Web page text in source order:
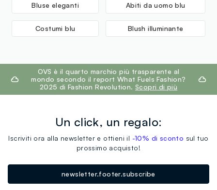
Bluse eleganti Abiti da uomo blu
Costumi blu Blush illuminante
footer.ariatitleOVS è il quarto marchio più trasparente al
mondo secondo il report What Fuels Fashion?
2025 di Fashion Revolution. Scopri di più
Un click, un regalo:
Iscriviti ora alla newsletter e ottieni il -10% di sconto sul tuo
prossimo acquisto!
newsletter.footer.subscribe